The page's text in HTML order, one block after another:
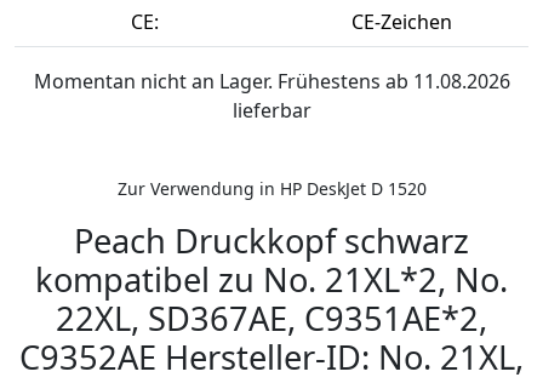
CE: CE-Zeichen
Momentan nicht an Lager. Frühestens ab 11.08.2026
lieferbar
Zur Verwendung in HP DeskJet D 1520
Peach Druckkopf schwarz
kompatibel zu No. 21XL*2, No.
22XL, SD367AE, C9351AE*2,
C9352AE Hersteller-ID: No. 21XL,